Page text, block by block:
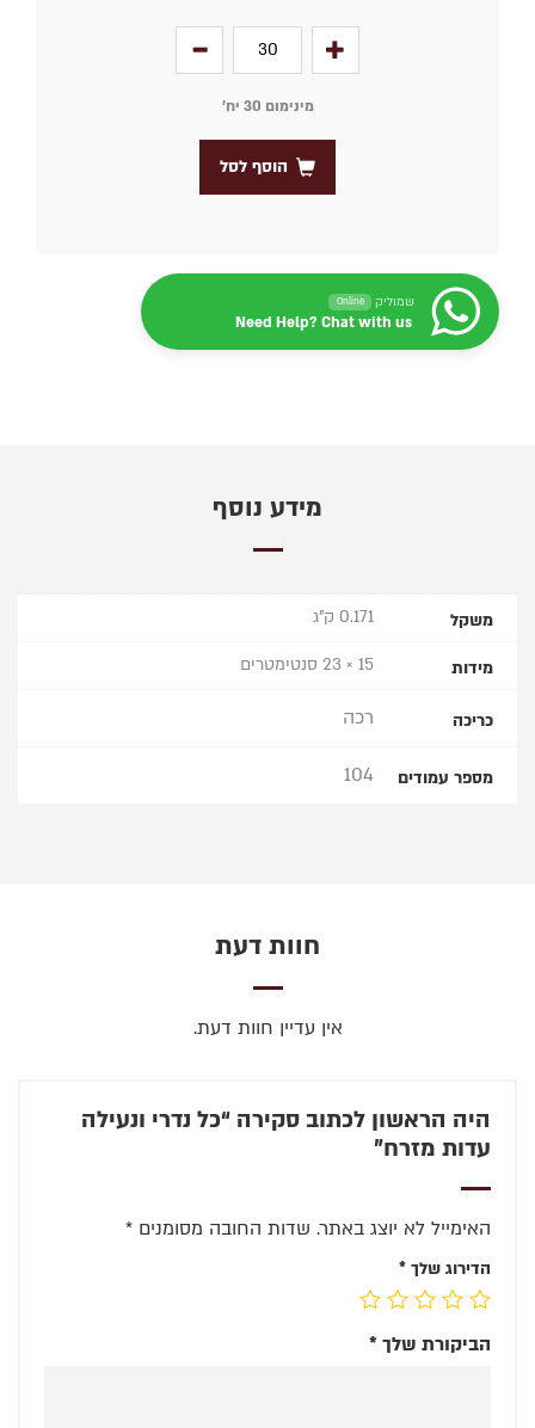
מינימום 30 יח׳
הוסף לסל
שמוליק Online
Need Help? Chat with us
מידע נוסף
משקל 0.171 ק"ג
מידות 15 × 23 סנטימטרים
כריכה רכה
מספר עמודים 104
חוות דעת
אין עדיין חוות דעת.
היה הראשון לכתוב סקירה “כל נדרי ונעילה
עדות מזרח”
האימייל לא יוצג באתר. שדות החובה מסומנים *
הדירוג שלך *
הביקורת שלך *